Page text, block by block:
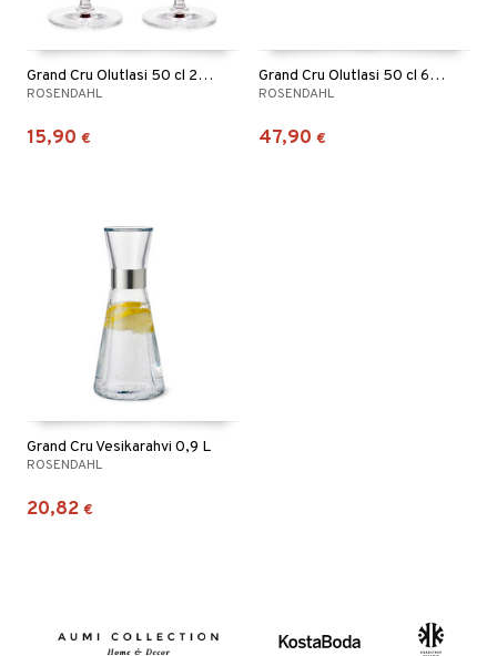
Grand Cru Olutlasi 50 cl 2 pkt
ROSENDAHL
15,90 €
Grand Cru Olutlasi 50 cl 6 pkt
ROSENDAHL
47,90 €
Grand Cru Vesikarahvi 0,9 L
ROSENDAHL
20,82 €